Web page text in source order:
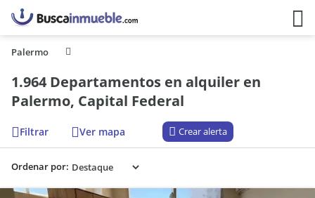
Palermo
1.964 Departamentos en alquiler en
Palermo, Capital Federal
Filtrar Ver mapa Crear alerta
Ordenar por: